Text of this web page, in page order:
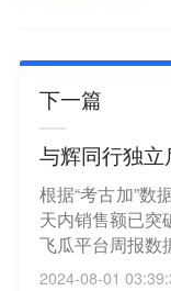
下一篇
与辉同行独
根据“考古加”数
天内销售额已突
飞瓜平台周报数
行带货量位列
2024-08-01